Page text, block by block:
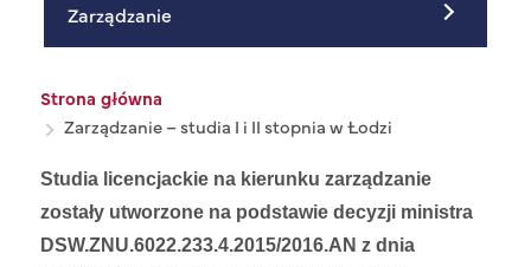
Zarządzanie
Ścieżka nawigacyjna
Strona główna
Zarządzanie – studia I i II stopnia w Łodzi
Studia licencjackie na kierunku zarządzanie
zostały utworzone na podstawie decyzji ministra
DSW.ZNU.6022.233.4.2015/2016.AN z dnia